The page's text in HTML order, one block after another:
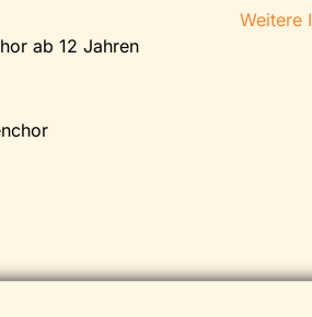
ab 12 Jahren
Weitere